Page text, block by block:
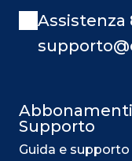
Assistenza
Supporto
Guida e supporto